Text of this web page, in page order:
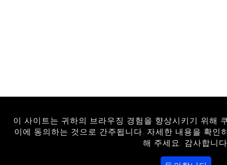
이 사이트는 귀하의 브라우징 경험을 향상시키기 위해
이에 동의하는 것으로 간주됩니다. 자세한 내용을 확인
해 주세요. 감사합니